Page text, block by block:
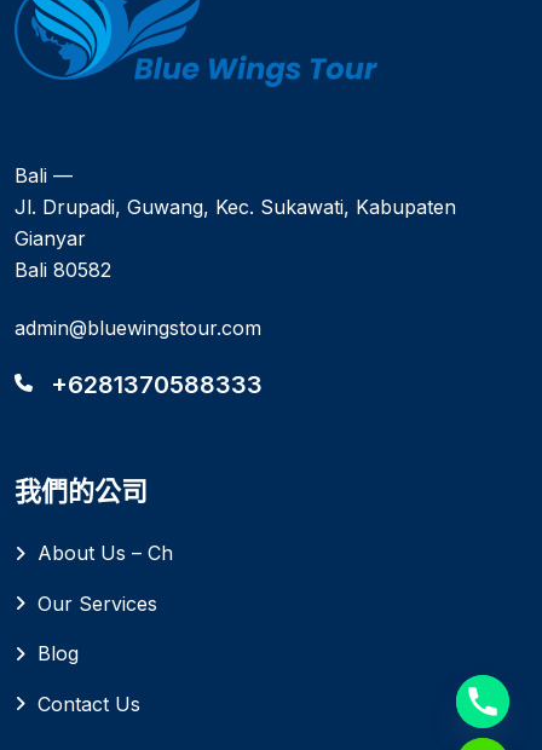
Bali —
Jl. Drupadi, Guwang, Kec. Sukawati, Kabupaten
Gianyar
Bali 80582
admin@bluewingstour.com
+6281370588333
我們的公司
About Us – Ch
Our Services
Blog
Contact Us